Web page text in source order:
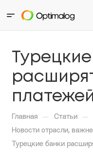
Главная — Статьи —
Новости отрасли,
Турецкие банки